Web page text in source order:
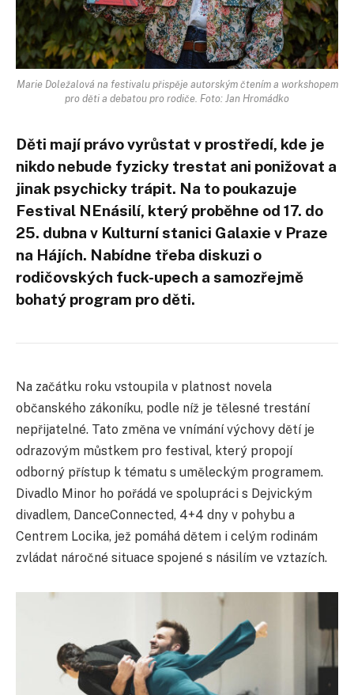
Marie Doležalová na festivalu přispěje autorským čtením a workshopem
pro děti a debatou pro rodiče. Foto: Jan Hromádko
Děti mají právo vyrůstat v prostředí, kde je
nikdo nebude fyzicky trestat ani ponižovat a
jinak psychicky trápit. Na to poukazuje
Festival NEnásilí, který proběhne od 17. do
25. dubna v Kulturní stanici Galaxie v Praze
na Hájích. Nabídne třeba diskuzi o
rodičovských fuck-upech a samozřejmě
bohatý program pro děti.
Na začátku roku vstoupila v platnost novela
občanského zákoníku, podle níž je tělesné trestání
nepřijatelné. Tato změna ve vnímání výchovy dětí je
odrazovým můstkem pro festival, který propojí
odborný přístup k tématu s uměleckým programem.
Divadlo Minor ho pořádá ve spolupráci s Dejvickým
divadlem, DanceConnected, 4+4 dny v pohybu a
Centrem Locika, jež pomáhá dětem i celým rodinám
zvládat náročné situace spojené s násilím ve vztazích.